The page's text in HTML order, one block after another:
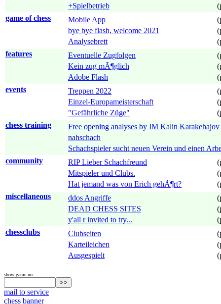
+Spielbetrieb
game of chess
Mobile App
bye bye flash, welcome 2021
Analysebrett
features
Eventuelle Zugfolgen
Kein zug mÃ¶glich
Adobe Flash
events
Treppen 2022
Einzel-Europameisterschaft
"Gefährliche Züge"
chess training
Free opening analyses by IM Kalin Karakehajov
nahschach
Schachspieler sucht neuen Verein und einen
community
RIP Lieber Schachfreund
Mitspieler und Clubs.
Hat jemand was von Erich gehÃ¶rt?
miscellaneous
ddos Angriffe
DEAD CHESS SITES
y'all r invited to try...
chessclubs
Clubseiten
Karteileichen
Ausgespielt
show game no:
mail to service
chess banner